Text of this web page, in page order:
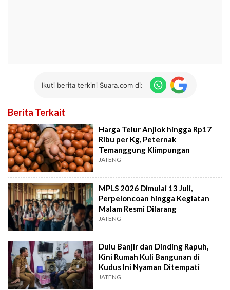
Ikuti berita terkini Suara.com di:
Berita Terkait
Harga Telur Anjlok hingga Rp17
Ribu per Kg, Peternak
Temanggung Klimpungan
JATENG
MPLS 2026 Dimulai 13 Juli,
Perpeloncoan hingga Kegiatan
Malam Resmi Dilarang
JATENG
Dulu Banjir dan Dinding Rapuh,
Kini Rumah Kuli Bangunan di
Kudus Ini Nyaman Ditempati
JATENG